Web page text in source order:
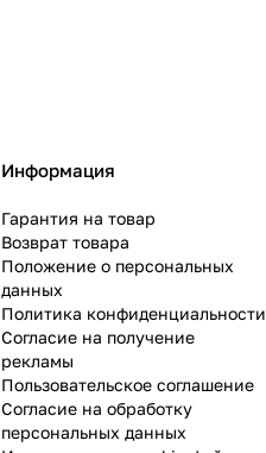
Информация
Гарантия на товар
Возврат товара
Положение о персональных
данных
Политика конфиденциальности
Согласие на получение
рекламы
Пользовательское соглашение
Согласие на обработку
персональных данных